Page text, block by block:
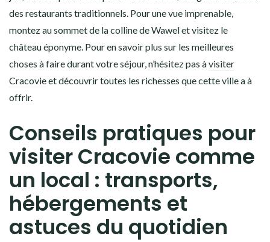
des restaurants traditionnels. Pour une vue imprenable,
montez au sommet de la colline de Wawel et visitez le
château éponyme. Pour en savoir plus sur les meilleures
choses à faire durant votre séjour, n’hésitez pas àvisiter
Cracovieet découvrir toutes les richesses que cette ville a à
offrir.
Conseils pratiques pour
visiter Cracovie comme
un local : transports,
hébergements et
astuces du quotidien